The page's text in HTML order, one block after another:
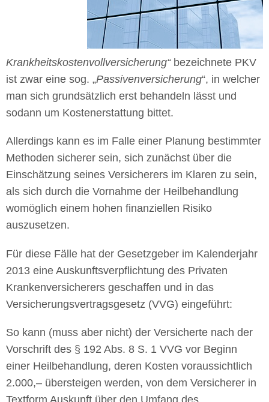
Krankheitskostenvollversicherung“ bezeichnete PKV
ist zwar eine sog. „Passivenversicherung“, in welcher
man sich grundsätzlich erst behandeln lässt und
sodann um Kostenerstattung bittet.
Allerdings kann es im Falle einer Planung bestimmter
Methoden sicherer sein, sich zunächst über die
Einschätzung seines Versicherers im Klaren zu sein,
als sich durch die Vornahme der Heilbehandlung
womöglich einem hohen finanziellen Risiko
auszusetzen.
Für diese Fälle hat der Gesetzgeber im Kalenderjahr
2013 eine Auskunftsverpflichtung des Privaten
Krankenversicherers geschaffen und in das
Versicherungsvertragsgesetz (VVG) eingeführt:
So kann (muss aber nicht) der Versicherte nach der
Vorschrift des § 192 Abs. 8 S. 1 VVG vor Beginn
einer Heilbehandlung, deren Kosten voraussichtlich
2.000,– übersteigen werden, von dem Versicherer in
Textform Auskunft über den Umfang des